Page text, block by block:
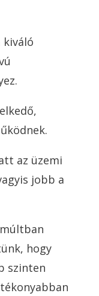
az üzemi
jobb a
hogy
szinten